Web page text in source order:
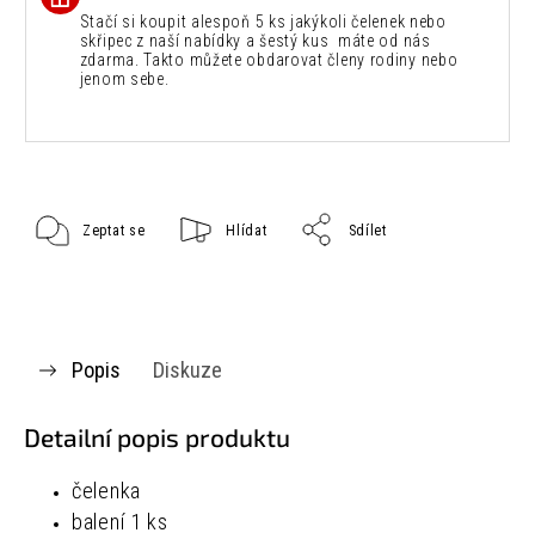
Stačí si koupit alespoň 5 ks jakýkoli čelenek nebo
skřipec z naší nabídky a šestý kus máte od nás
zdarma. Takto můžete obdarovat členy rodiny nebo
jenom sebe.
Zeptat se Hlídat Sdílet
Popis Diskuze
Detailní popis produktu
čelenka
balení 1 ks